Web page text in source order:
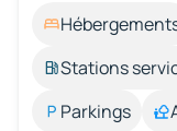
Stations
Parkings